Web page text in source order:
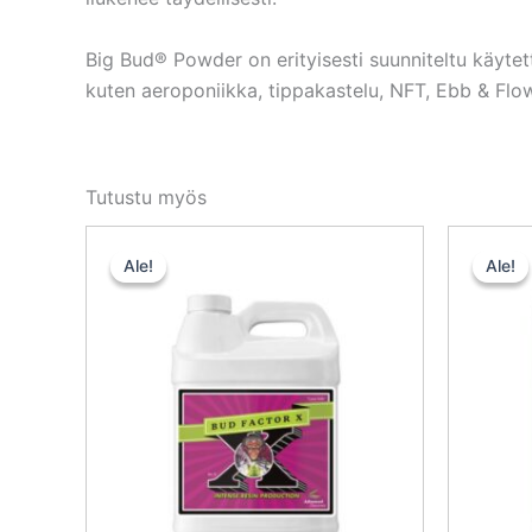
Big Bud® Powder on erityisesti suunniteltu
kuten aeroponiikka, tippakastelu, NFT, Ebb &
Tutustu myös
Ale!
Ale!
51,00 €.
Ale!
Ale!